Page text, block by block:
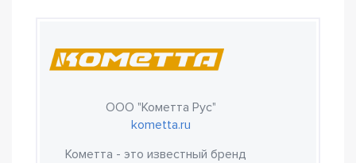
ООО "Кометта Рус"
kometta.ru
Кометта - это известный бренд